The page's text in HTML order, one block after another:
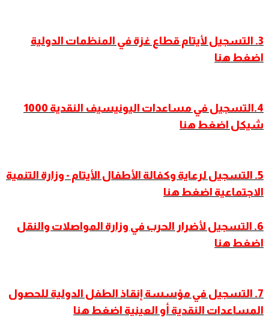
3. التسجيل لأيتام قطاع غزة في المنظمات الدولية
اضغط هنا
4.التسجيل في مساعدات اليونيسيف النقدية 1000
شيكل اضغط هنا
5. التسجيل لرعاية وكفالة الأطفال الأيتام - وزارة التنمية
الاجتماعية اضغط هنا
6. التسجيل لأضرار الحرب في وزارة المواصلات والنقل
اضغط هنا
7. التسجيل في مؤسسة إنقاذ الطفل الدولية للحصول
المساعدات النقدية أو العينية اضغط هنا